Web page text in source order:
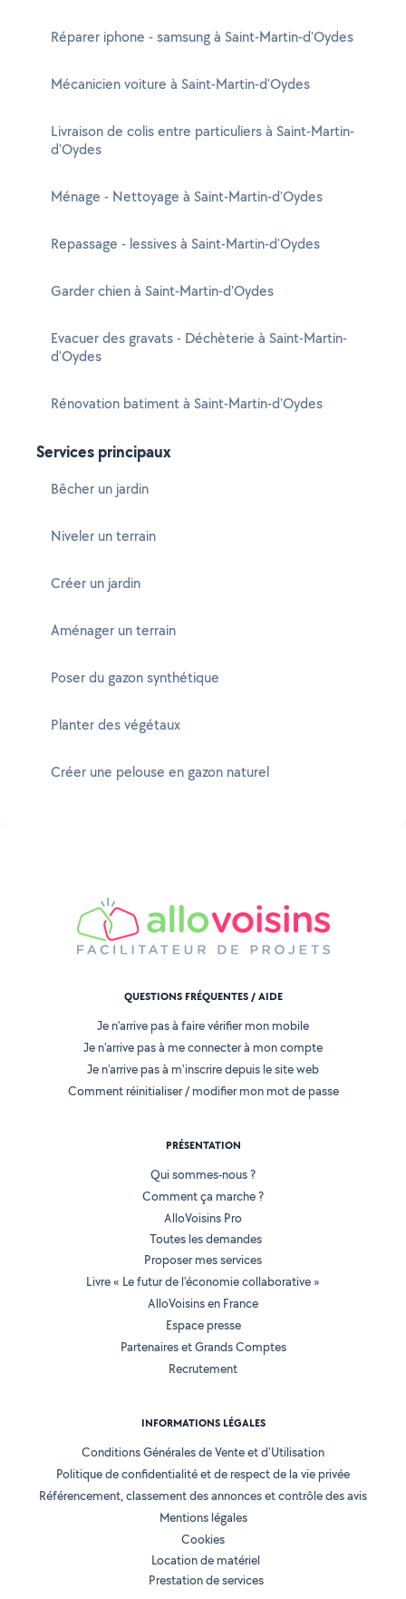
Réparer iphone - samsung à Saint-Martin-d'Oydes
Mécanicien voiture à Saint-Martin-d'Oydes
Livraison de colis entre particuliers à Saint-Martin-
d'Oydes
Ménage - Nettoyage à Saint-Martin-d'Oydes
Repassage - lessives à Saint-Martin-d'Oydes
Garder chien à Saint-Martin-d'Oydes
Evacuer des gravats - Déchèterie à Saint-Martin-
d'Oydes
Rénovation batiment à Saint-Martin-d'Oydes
Services principaux
Bêcher un jardin
Niveler un terrain
Créer un jardin
Aménager un terrain
Poser du gazon synthétique
Planter des végétaux
Créer une pelouse en gazon naturel
QUESTIONS FRÉQUENTES / AIDE
Je n'arrive pas à faire vérifier mon mobile
Je n'arrive pas à me connecter à mon compte
Je n'arrive pas à m'inscrire depuis le site web
Comment réinitialiser / modifier mon mot de passe
PRÉSENTATION
Qui sommes-nous ?
Comment ça marche ?
AlloVoisins Pro
Toutes les demandes
Proposer mes services
Livre « Le futur de l'économie collaborative »
AlloVoisins en France
Espace presse
Partenaires et Grands Comptes
Recrutement
INFORMATIONS LÉGALES
Conditions Générales de Vente et d'Utilisation
Politique de confidentialité et de respect de la vie privée
Référencement, classement des annonces et contrôle des avis
Mentions légales
Cookies
Location de matériel
Prestation de services